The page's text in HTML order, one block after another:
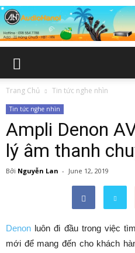
Trang Chủ Tin tức nghe nhìn
Tin tức nghe nhìn
Ampli Denon
lý âm thanh
Bởi Nguyễn Lan - June 12, 2019
Denon luôn đi đầu trong việc
mới để mang đến cho khách